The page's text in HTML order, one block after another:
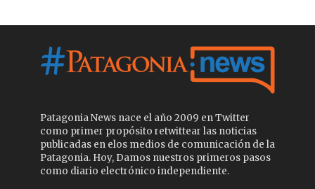
Patagonia News nace el año 2009 en Twitter
como primer propósito retwittear las noticias
publicadas en elos medios de comunicación de la
Patagonia. Hoy, Damos nuestros primeros pasos
como diario electrónico independiente.